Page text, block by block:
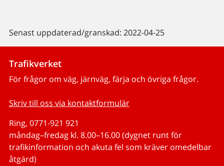
Senast uppdaterad/granskad: 2022-04-25
Trafikverket
För frågor om väg, järnväg, färja och övriga frågor.
Skriv till oss via kontaktformulär
Ring, 0771-921 921
måndag–fredag kl. 8.00–16.00 (dygnet runt för
trafikinformation och akuta fel som kräver omedelbar
åtgärd)